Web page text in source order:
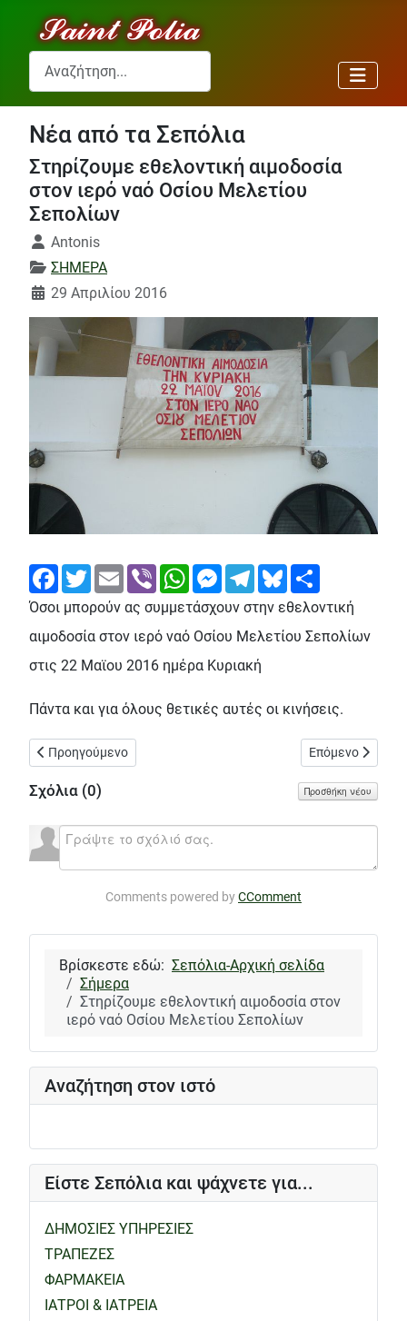
Αναζήτηση...
Αναζήτηση στον ιστό
Είστε Σεπόλια και ψάχνετε για...
ΔΗΜΟΣΙΕΣ ΥΠΗΡΕΣΙΕΣ
ΤΡΑΠΕΖΕΣ
ΦΑΡΜΑΚΕΙΑ
ΙΑΤΡΟΙ & ΙΑΤΡΕΙΑ
Νέα από τα Σεπόλια
Στηρίζουμε εθελοντική αιμοδοσία
στον ιερό ναό Οσίου Μελετίου
Σεπολίων
Λεπτομέρειες
Antonis
ΣΗΜΕΡΑ
29 Απριλίου 2016
FacebookTwitterEmail Viber WhatsAppMessengerTelegramBluesky
Όσοι μπορούν ας συμμετάσχουν στην εθελοντική
αιμοδοσία στον ιερό ναό Οσίου Μελετίου Σεπολίων
στις 22 Μαϊου 2016 ημέρα Κυριακή
Πάντα και για όλους θετικές αυτές οι κινήσεις.
Προηγούμενο άρθρο: Κλείνουν τέσσερις παιδικές χαρές στα
Προηγούμενο Επόμενο άρθρο:
Επόμενο
Σχόλια (0) Προσθήκη νέου
Comments powered byCComment
Βρίσκεστε εδώ: Σεπόλια-Αρχική σελίδα
Σήμερα
Στηρίζουμε εθελοντική αιμοδοσία στον
ιερό ναό Οσίου Μελετίου Σεπολίων